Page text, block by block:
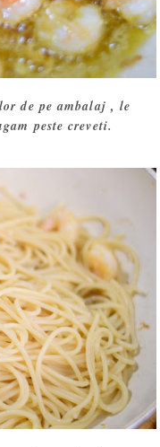
de pe ambalaj , le
peste creveti.